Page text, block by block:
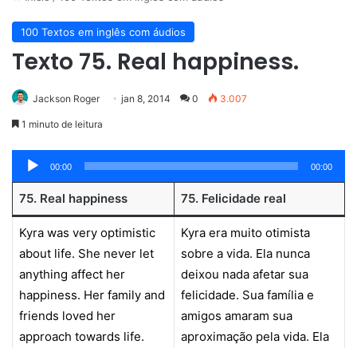
100 Textos em inglês com áudios
Texto 75. Real happiness.
Jackson Roger jan 8, 2014 0 3.007
1 minuto de leitura
Tocador
de
áudio
00:00 00:00
75. Real happiness 75. Felicidade real
Kyra was very optimistic
about life. She never let
anything affect her
happiness. Her family and
friends loved her
approach towards life.
Kyra era muito otimista
sobre a vida. Ela nunca
deixou nada afetar sua
felicidade. Sua família e
amigos amaram sua
aproximação pela vida. Ela